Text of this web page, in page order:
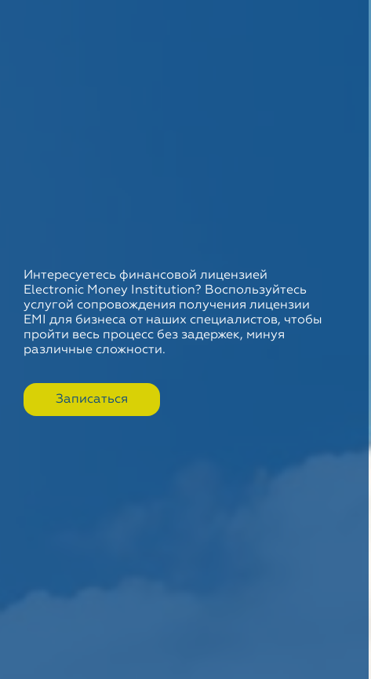
Интересуетесь финансовой лицензией
Electronic Money Institution? Воспользуйтесь
услугой сопровождения получения лицензии
EMI для бизнеса от наших специалистов, чтобы
пройти весь процесс без задержек, минуя
различные сложности.
Записаться